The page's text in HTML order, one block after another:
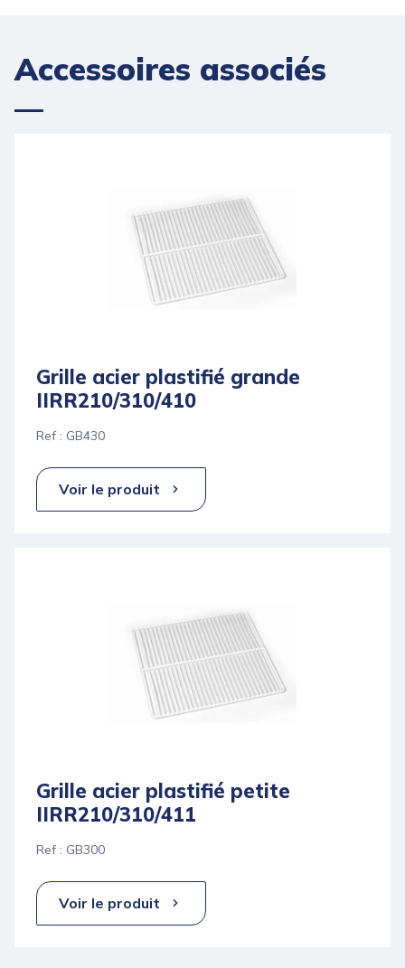
Accessoires associés
Grille acier plastifié grande
IIRR210/310/410
Ref : GB430
Voir le produit
Grille acier plastifié petite
IIRR210/310/411
Ref : GB300
Voir le produit